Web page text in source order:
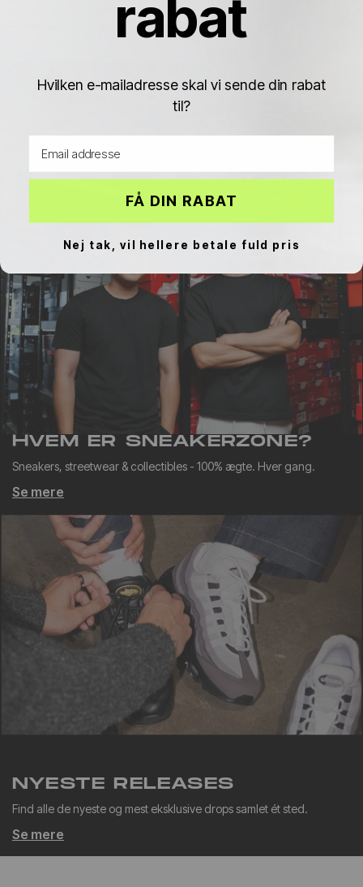
Air Jordan 1 Air Jordan 2 Air Jordan 3
HVEM ER SNEAKERZONE?
Sneakers, streetwear & collectibles - 100% ægte. Hver gang.
Se mere
NYESTE RELEASES
Find alle de nyeste og mest eksklusive drops samlet ét sted.
Se mere
rabat
Hvilken e-mailadresse skal vi sende din rabat
til?
FÅ DIN RABAT
Nej tak, vil hellere betale fuld pris